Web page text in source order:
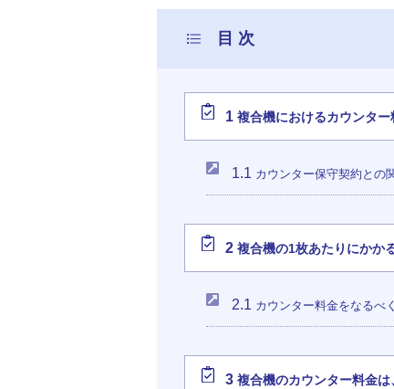
1 複合機におけるカウンター
1.1 カウンター保守契約との
2 複合機の1枚あたりにかか
2.1 カウンター料金をなるべ
3 複合機のカウンター料金